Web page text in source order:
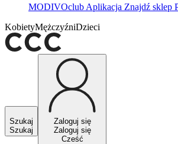
MODIVOclub Aplikacja Znajdź sklep
KobietyMężczyźniDzieci
Szukaj
Szukaj
Zaloguj się
Zaloguj się
Cześć